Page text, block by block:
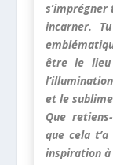
incarner.
être le lieu
et le
Que
que cela
inspiration